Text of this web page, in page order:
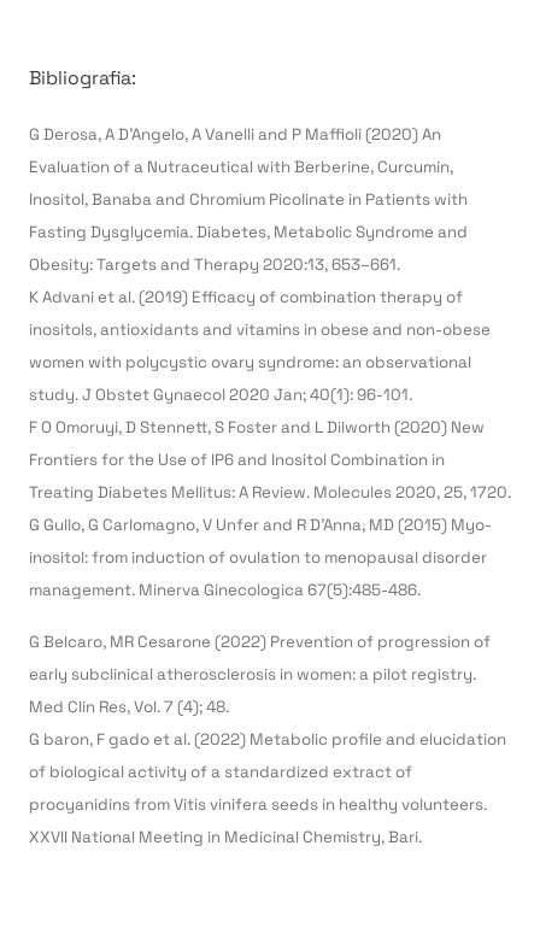
Bibliografia:
G Derosa, A D’Angelo, A Vanelli and P Maffioli (2020) An
Evaluation of a Nutraceutical with Berberine, Curcumin,
Inositol, Banaba and Chromium Picolinate in Patients with
Fasting Dysglycemia. Diabetes, Metabolic Syndrome and
Obesity: Targets and Therapy 2020:13, 653–661.
K Advani et al. (2019) Efficacy of combination therapy of
inositols, antioxidants and vitamins in obese and non-obese
women with polycystic ovary syndrome: an observational
study. J Obstet Gynaecol 2020 Jan; 40(1): 96-101.
F O Omoruyi, D Stennett, S Foster and L Dilworth (2020) New
Frontiers for the Use of IP6 and Inositol Combination in
Treating Diabetes Mellitus: A Review. Molecules 2020, 25, 1720.
G Gullo, G Carlomagno, V Unfer and R D’Anna, MD (2015) Myo-
inositol: from induction of ovulation to menopausal disorder
management. Minerva Ginecologica 67(5):485-486.
G Belcaro, MR Cesarone (2022) Prevention of progression of
early subclinical atherosclerosis in women: a pilot registry.
Med Clin Res, Vol. 7 (4); 48.
G baron, F gado et al. (2022) Metabolic profile and elucidation
of biological activity of a standardized extract of
procyanidins from Vitis vinifera seeds in healthy volunteers.
XXVII National Meeting in Medicinal Chemistry, Bari.